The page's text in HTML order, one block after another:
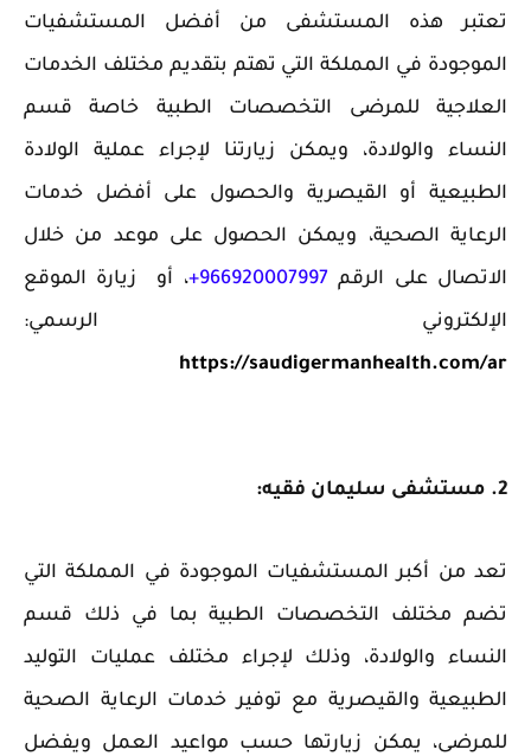
‏تعتبر هذه المستشفى من أفضل المستشفيات
الموجودة في المملكة التي ‏تهتم بتقديم مختلف الخدمات
العلاجية للمرضى التخصصات الطبية خاصة قسم
النساء والولادة، ويمكن زيارتنا لإجراء عملية الولادة
الطبيعية أو القيصرية والحصول على أفضل خدمات
الرعاية الصحية، ويمكن الحصول على موعد من خلال
الاتصال على الرقم 966920007997+ ، أو
زيارة الموقع
الإلكتروني الرسمي:
https://saudigermanhealth.com/ar
2. مستشفى سليمان فقيه:
تعد ‏من أكبر المستشفيات الموجودة في المملكة التي
تضم مختلف التخصصات الطبية بما في ذلك قسم
النساء والولادة، وذلك لإجراء مختلف عمليات التوليد
الطبيعية والقيصرية مع توفير خدمات الرعاية الصحية
للمرضى، يمكن زيارتها حسب مواعيد العمل ويفضل